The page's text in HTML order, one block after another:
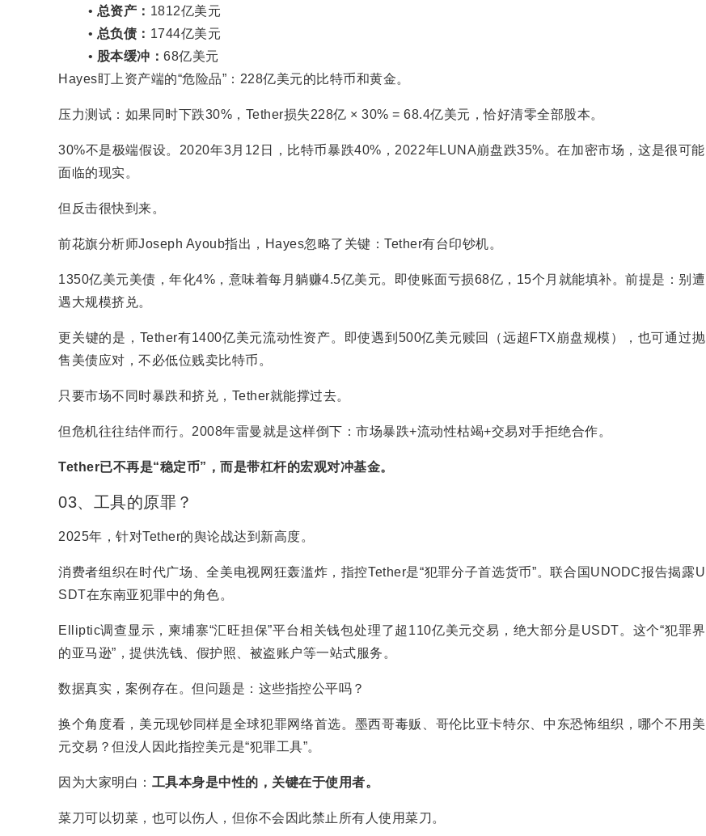
总资产： 1812亿美元
总负债： 1744亿美元
股本缓冲：68亿美元
Hayes盯上资产端的“危险品”：228亿美元的比特币和黄金。
压力测试：如果同时下跌30%，Tether损失228亿 × 30% = 68.4亿美元，恰好清零全部股本。
30%不是极端假设。2020年3月12日，比特币暴跌40%，2022年LUNA崩盘跌35%。在加密市场，这是很可能
面临的现实。
但反击很快到来。
前花旗分析师Joseph Ayoub指出，Hayes忽略了关键：Tether有台印钞机。
1350亿美元美债，年化4%，意味着每月躺赚4.5亿美元。即使账面亏损68亿，15个月就能填补。前提是：别遭
遇大规模挤兑。
更关键的是，Tether有1400亿美元流动性资产。即使遇到500亿美元赎回（远超FTX崩盘规模），也可通过抛
售美债应对，不必低位贱卖比特币。
只要市场不同时暴跌和挤兑，Tether就能撑过去。
但危机往往结伴而行。2008年雷曼就是这样倒下：市场暴跌+流动性枯竭+交易对手拒绝合作。
Tether已不再是“稳定币”，而是带杠杆的宏观对冲基金。
03、工具的原罪？
2025年，针对Tether的舆论战达到新高度。
消费者组织在时代广场、全美电视网狂轰滥炸，指控Tether是“犯罪分子首选货币”。联合国UNODC报告揭露U
SDT在东南亚犯罪中的角色。
Elliptic调查显示，柬埔寨“汇旺担保”平台相关钱包处理了超110亿美元交易，绝大部分是USDT。这个“犯罪界
的亚马逊”，提供洗钱、假护照、被盗账户等一站式服务。
数据真实，案例存在。但问题是：这些指控公平吗？
换个角度看，美元现钞同样是全球犯罪网络首选。墨西哥毒贩、哥伦比亚卡特尔、中东恐怖组织，哪个不用美
元交易？但没人因此指控美元是“犯罪工具”。
因为大家明白： 工具本身是中性的，关键在于使用者。
菜刀可以切菜，也可以伤人，但你不会因此禁止所有人使用菜刀。